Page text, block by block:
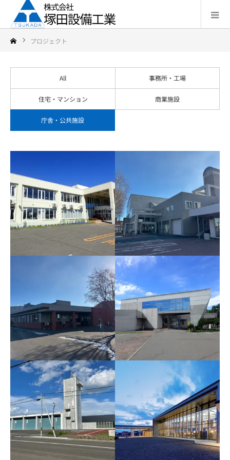
プロジェクト
All 事務所・工場
住宅・マンション 商業施設
庁舎・公共施設
上士幌小学校空調設備設
置工事
生涯学習センター（旧
館）ポンプ更新工事
認定こども園冷房機増設
工事
健康増進センター暖房給
湯設備改修工事